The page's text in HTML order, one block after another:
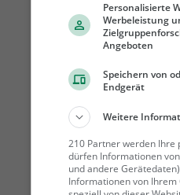
500 ft
Ähnliche
Personalisierte
Werbeleistung
Angeboten
Speichern von
Endgerät
Weitere
210 Partner werden Ihre
dürfen Informationen
und andere
Informationen von